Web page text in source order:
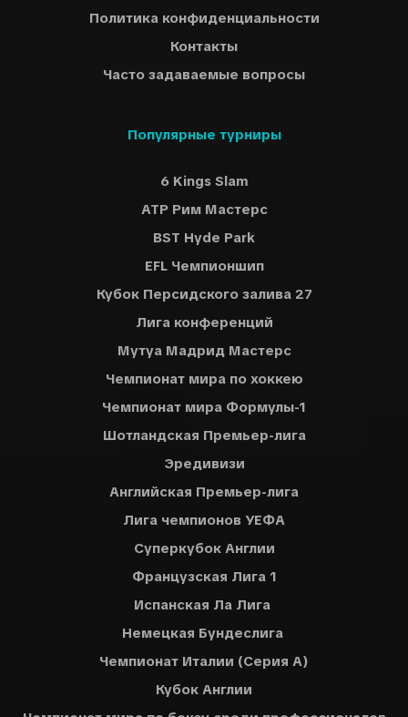
Политика конфиденциальности
Контакты
Часто задаваемые вопросы
Популярные турниры
6 Kings Slam
ATP Рим Мастерс
BST Hyde Park
EFL Чемпионшип
Кубок Персидского залива 27
Лига конференций
Мутуа Мадрид Мастерс
Чемпионат мира по хоккею
Чемпионат мира Формулы-1
Шотландская Премьер-лига
Эредивизи
Английская Премьер-лига
Лига чемпионов УЕФА
Суперкубок Англии
Французская Лига 1
Испанская Ла Лига
Немецкая Бундеслига
Чемпионат Италии (Серия A)
Кубок Англии